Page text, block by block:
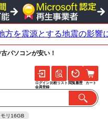
パソコンが安い！
モリ16GB
ログイン
会員登録
比較リスト 閲覧履歴 カート